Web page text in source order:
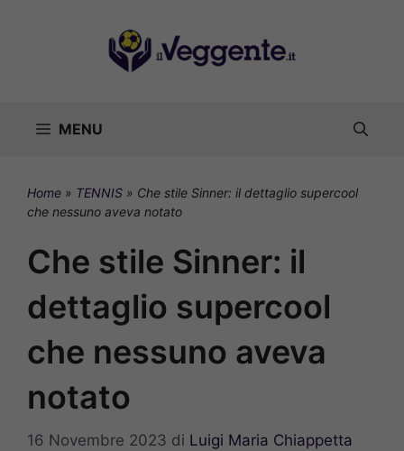
MENU
Home » TENNIS » Che stile Sinner: il dettaglio supercool
che nessuno aveva notato
Che stile Sinner: il
dettaglio supercool
che nessuno aveva
notato
16 Novembre 2023 di Luigi Maria Chiappetta